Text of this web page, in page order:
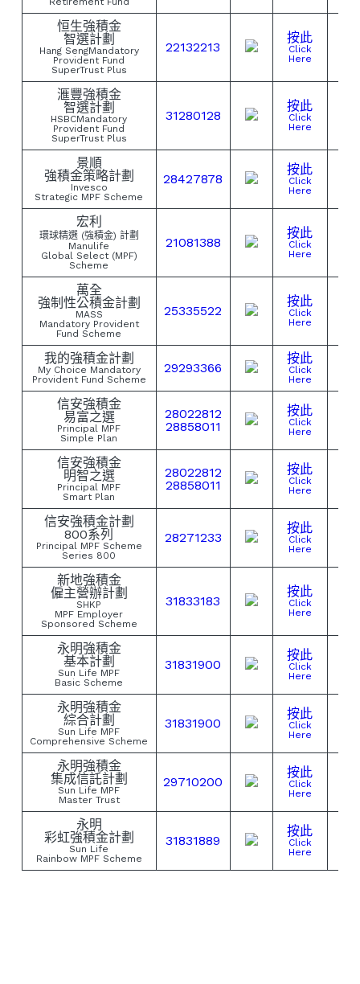
恒生強積金
智選計劃
Hang SengMandatory
Provident Fund
SuperTrust Plus
22132213
按此
Click
Here
滙豐強積金
智選計劃
HSBCMandatory
Provident Fund
SuperTrust Plus
31280128
按此
Click
Here
景順
強積金策略計劃
Invesco
Strategic MPF Scheme
28427878
按此
Click
Here
宏利
環球精選 (強積金) 計劃
Manulife
Global Select (MPF)
Scheme
21081388
按此
Click
Here
萬全
強制性公積金計劃
MASS
Mandatory Provident
Fund Scheme
25335522
按此
Click
Here
我的強積金計劃
My Choice Mandatory
Provident Fund Scheme
29293366
按此
Click
Here
信安強積金
易富之選
Principal MPF
Simple Plan
28022812
28858011
按此
Click
Here
信安強積金
明智之選
Principal MPF
Smart Plan
28022812
28858011
按此
Click
Here
信安強積金計劃
800系列
Principal MPF Scheme
Series 800
28271233
按此
Click
Here
新地強積金
僱主營辦計劃
SHKP
MPF Employer
Sponsored Scheme
31833183
按此
Click
Here
永明強積金
基本計劃
Sun Life MPF
Basic Scheme
31831900
按此
Click
Here
永明強積金
綜合計劃
Sun Life MPF
Comprehensive Scheme
31831900
按此
Click
Here
永明強積金
集成信託計劃
Sun Life MPF
Master Trust
29710200
按此
Click
Here
永明
彩虹強積金計劃
Sun Life
Rainbow MPF Scheme
31831889
按此
Click
Here